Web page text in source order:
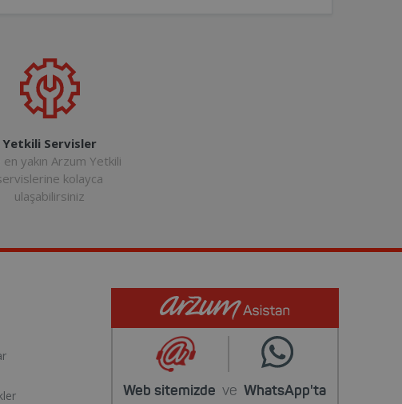
Yetkili Servisler
en yakın Arzum Yetkili
kolayca
ulaşabilirsiniz
Web sitemizde ve WhatsApp'ta